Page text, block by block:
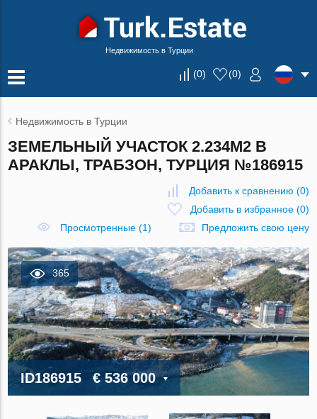
Недвижимость в Турции
(0) (0)
Недвижимость в Турции
ЗЕМЕЛЬНЫЙ УЧАСТОК 2.234М2 В
АРАКЛЫ, ТРАБЗОН, ТУРЦИЯ №186915
Добавить к сравнению (0)
Добавить в избранное(0)
Просмотренные (1)
Предложить свою цену
365
ID186915 € 536 000